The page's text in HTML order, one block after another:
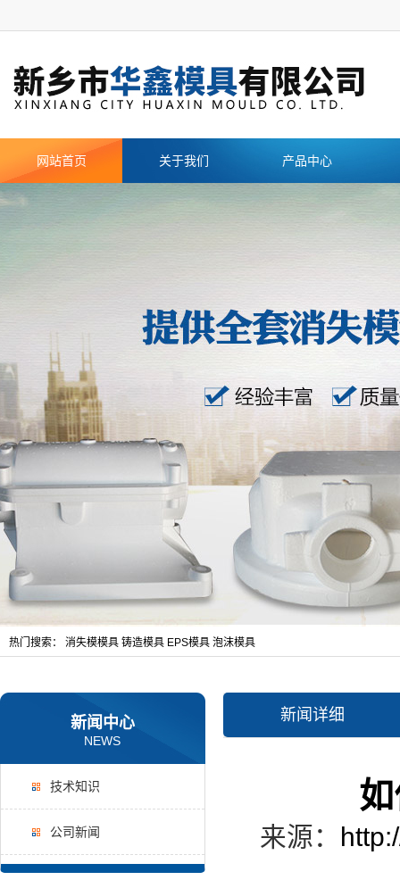
网站首页 关于我们 产品中心
热门搜索： 消失模模具 铸造模具 EPS模具 泡沫模具
新闻中心
NEWS
技术知识
公司新闻
新闻详细
来源：